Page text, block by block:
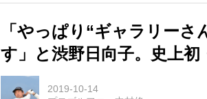
「やっぱり“ギャラリー
す」と渋野日向子。史上
2019-10-14